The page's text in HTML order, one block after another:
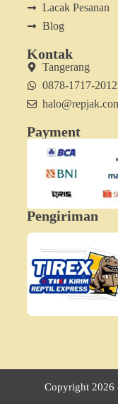
Lacak Pesanan
Blog
Kontak
Tangerang
0878-1717-2012
Payment
Pengiriman
Copyright 2026